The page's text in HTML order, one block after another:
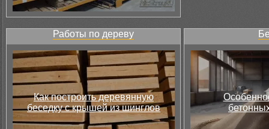
Работы по дереву
Как построить деревянную
беседку с крышей из шинглов